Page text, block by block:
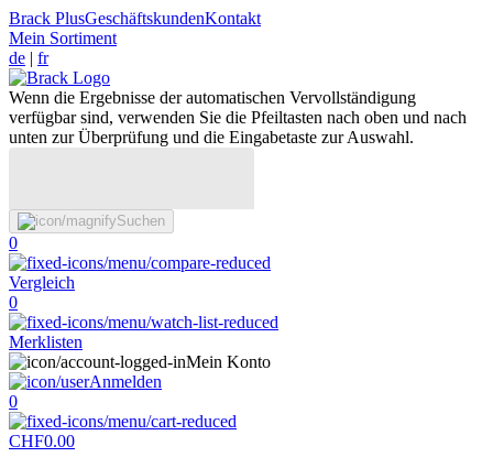
Brack PlusGeschäftskundenKontakt
Mein Sortiment
de | fr
Wenn die Ergebnisse der automatischen Vervollständigung
verfügbar sind, verwenden Sie die Pfeiltasten nach oben und nach
unten zur Überprüfung und die Eingabetaste zur Auswahl.
Suchen
0
Vergleich
0
Merklisten
Mein Konto
Anmelden
0
CHF0.00